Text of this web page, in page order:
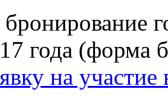
бронирование
года (форма
на